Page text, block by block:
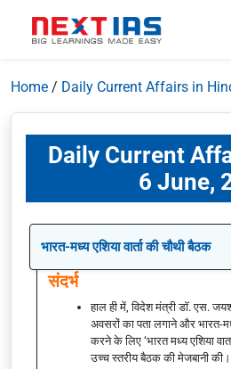
Home / Daily Current Affairs in
Daily Current
6 June,
भारत-मध्य एशिया वार्ता की चौथी बैठक
संदर्भ
हाल ही में, विदेश मंत्री डॉ. एस.
अवसरों का पता लगाने और भारत-
करने के लिए ‘भारत मध्य एशिया
उच्च स्तरीय बैठक की मेजबानी की।